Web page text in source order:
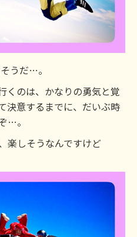
うだ…。
くのは、かなりの勇気と覚
決意するまでに、だいぶ時
…。
楽しそうなんですけど